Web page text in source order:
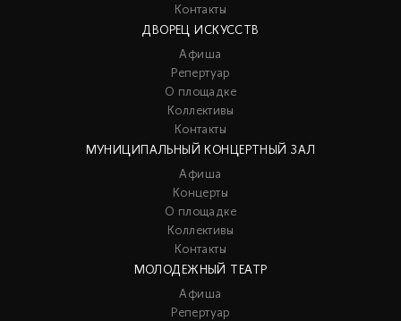
Контакты
ДВОРЕЦ ИСКУССТВ
Афиша
Репертуар
О площадке
Коллективы
Контакты
МУНИЦИПАЛЬНЫЙ КОНЦЕРТНЫЙ ЗАЛ
Афиша
Концерты
О площадке
Коллективы
Контакты
МОЛОДЕЖНЫЙ ТЕАТР
Афиша
Репертуар